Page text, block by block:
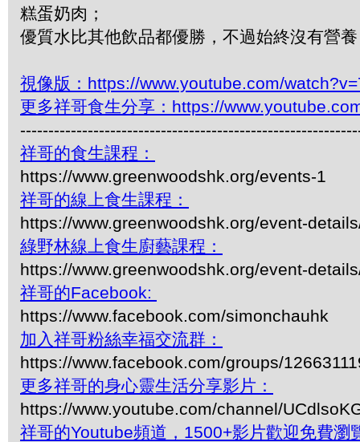
糕蛋奶肉；
優質水比其他飲品都優勝，不過始終沒有營
視像版：https://www.youtube.com/
更多祥哥食生分享：https://
祥哥的食生課程：
https://www.greenwoodshk.org/events-1
祥哥的線上食生課程：
https://www.greenwoodshk.org/event-
綠野林線上食生廚藝課程：
https://www.greenwoodshk.org/event-
祥哥的Facebook:
https://www.facebook.com/simonchauhk
加入祥哥粉絲幸福交流群：
https://www.facebook.com/groups/
更多祥哥的身心靈生活分享影片：
https://www.youtube.com/channel/
祥哥的Youtube頻道，1500+影片歡迎免費瀏